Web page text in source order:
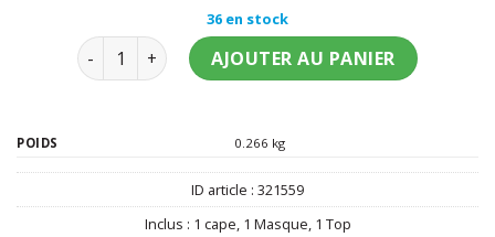
36 en stock
quantité de Kit top et masque Batman enfant
AJOUTER AU PANIER
POIDS 0.266 kg
ID article : 321559
Inclus : 1 cape, 1 Masque, 1 Top